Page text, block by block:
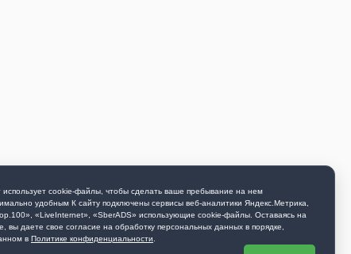
использует cookie-файлы, чтобы сделать ваше пребывание на нем
удобным К cайту подключены сервисы веб-аналитики Яндекс.Метрика,
«LiveInternet», «SberADS» использующиe cookie-файлы. Оставаясь на
вы даете свое согласие на обработку персональных данных в порядке,
в Политике конфиденциальности